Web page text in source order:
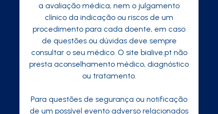
a avaliação médica, nem o julgamento
clínico da indicação ou riscos de um
procedimento para cada doente, em caso
de questões ou dúvidas deve sempre
consultar o seu médico. O site bialive.pt não
presta aconselhamento médico, diagnóstico
ou tratamento.
Para questões de segurança ou notificação
de um possível evento adverso relacionados